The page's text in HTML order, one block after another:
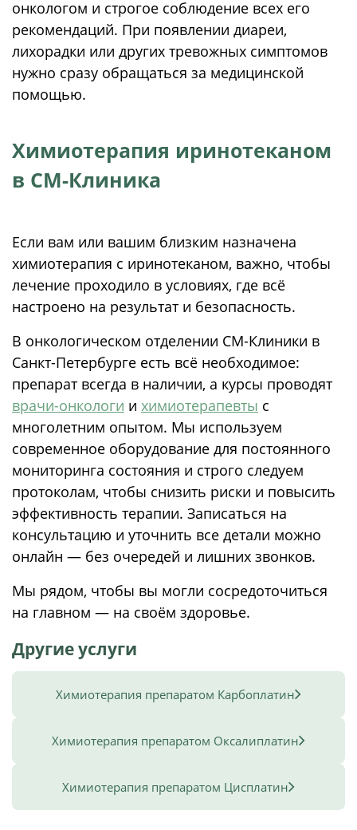
онкологом и строгое соблюдение всех его
рекомендаций. При появлении диареи,
лихорадки или других тревожных симптомов
нужно сразу обращаться за медицинской
помощью.
Химиотерапия иринотеканом
в СМ-Клиника
Если вам или вашим близким назначена
химиотерапия с иринотеканом, важно, чтобы
лечение проходило в условиях, где всё
настроено на результат и безопасность.
В онкологическом отделении СМ-Клиники в
Санкт-Петербурге есть всё необходимое:
препарат всегда в наличии, а курсы проводят
врачи-онкологи и химиотерапевты с
многолетним опытом. Мы используем
современное оборудование для постоянного
мониторинга состояния и строго следуем
протоколам, чтобы снизить риски и повысить
эффективность терапии. Записаться на
консультацию и уточнить все детали можно
онлайн — без очередей и лишних звонков.
Мы рядом, чтобы вы могли сосредоточиться
на главном — на своём здоровье.
Другие услуги
Химиотерапия препаратом Карбоплатин
Химиотерапия препаратом Оксалиплатин
Химиотерапия препаратом Цисплатин